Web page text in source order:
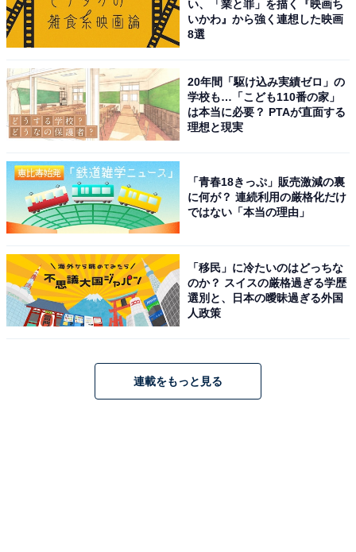
い、「業と罪」を描く『映画ち
いかわ』から強く連想した映画
8選
20年間「駆け込み実績ゼロ」の
学校も…「こども110番の家」
は本当に必要？ PTAが直面する
理想と現実
「青春18きっぷ」販売激減の裏
に何が？ 連続利用の厳格化だけ
ではない「本当の理由」
「移民」に冷たいのはどっちな
のか？ スイスの厳格過ぎる学歴
選別と、日本の曖昧過ぎる外国
人政策
連載をもっと見る